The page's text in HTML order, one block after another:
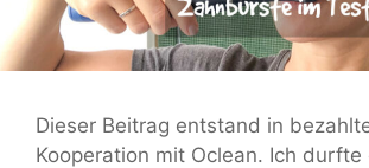
Dieser Beitrag entstand in
Kooperation mit Oclean. Ich durfte